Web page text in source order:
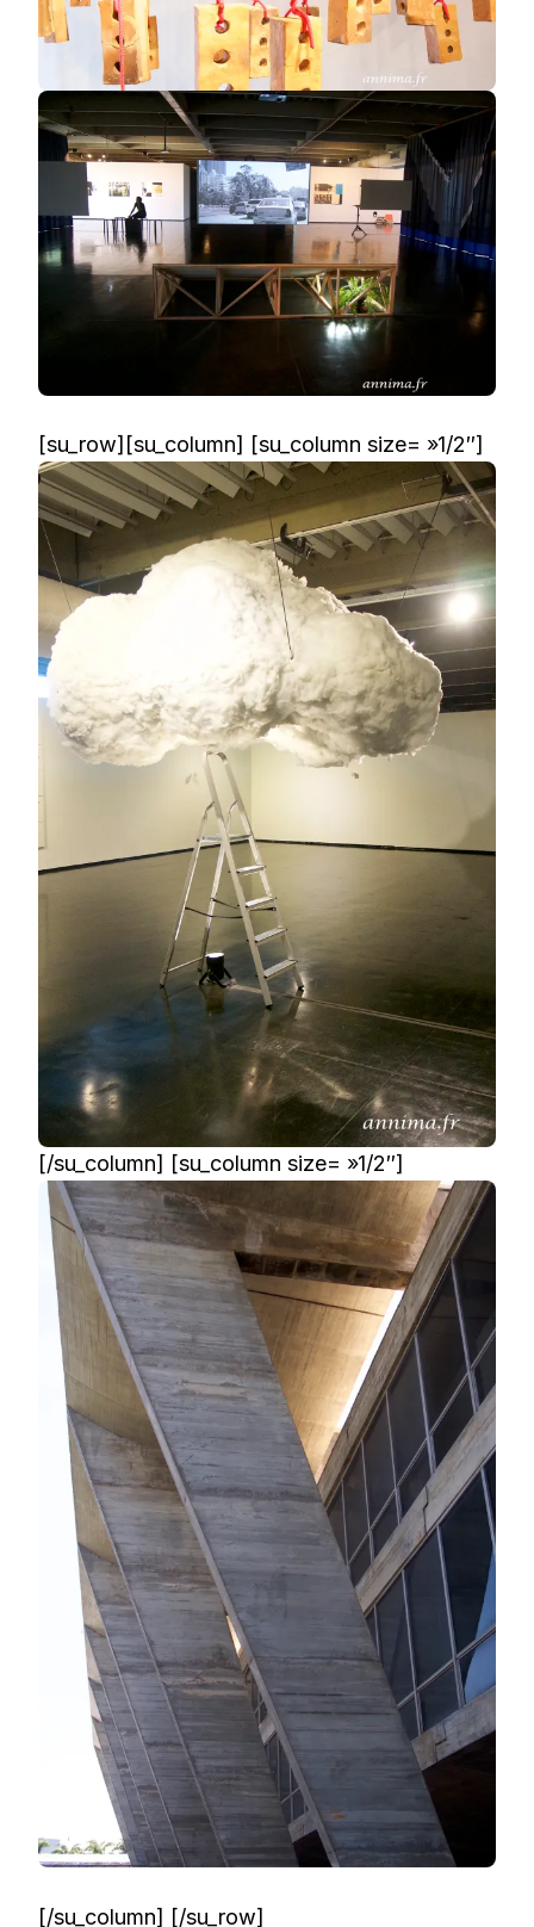
[su_row][su_column] [su_column size= »1/2″]
[/su_column] [su_column size= »1/2″]
[/su_column] [/su_row]